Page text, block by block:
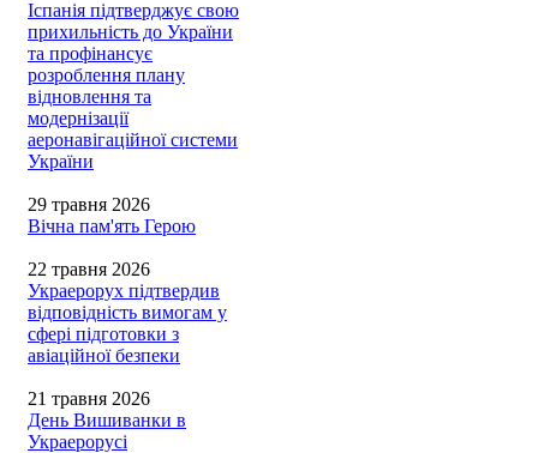
Іспанія підтверджує свою
прихильність до України
та профінансує
розроблення плану
відновлення та
модернізації
аеронавігаційної системи
України
29 травня 2026
Вічна пам'ять Герою
22 травня 2026
Украерорух підтвердив
відповідність вимогам у
сфері підготовки з
авіаційної безпеки
21 травня 2026
День Вишиванки в
Украерорусі